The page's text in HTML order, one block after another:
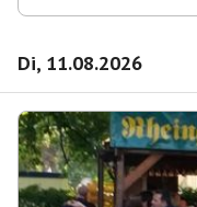
Di, 11.08.2026